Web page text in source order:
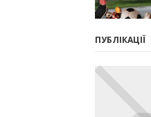
ПУБЛІКАЦІЇ